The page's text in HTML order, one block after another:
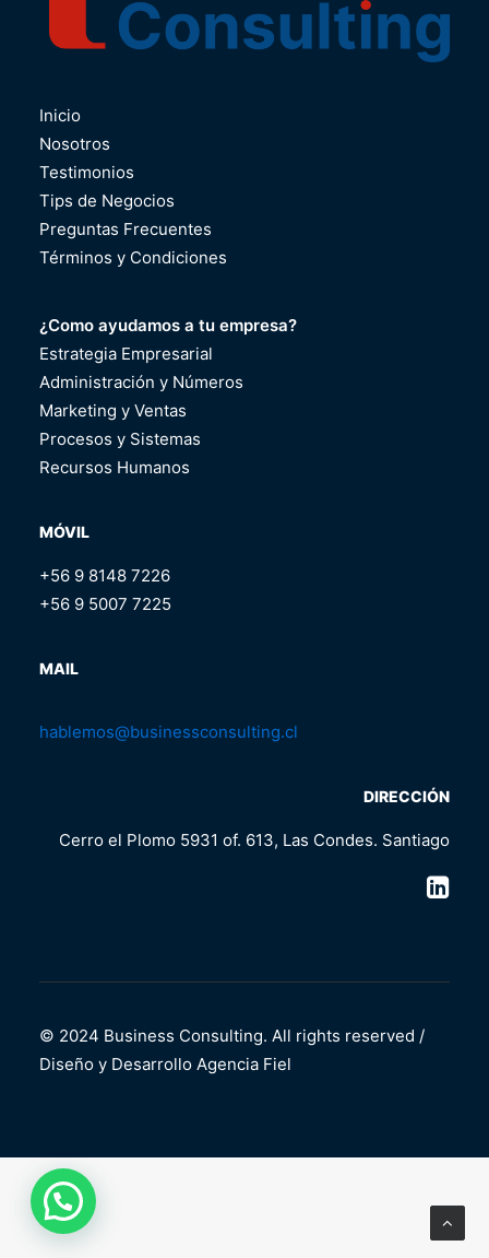
Inicio
Nosotros
Testimonios
Tips de Negocios
Preguntas Frecuentes
Términos y Condiciones
¿Como ayudamos a tu empresa?
Estrategia Empresarial
Administración y Números
Marketing y Ventas
Procesos y Sistemas
Recursos Humanos
MÓVIL
+56 9 8148 7226
+56 9 5007 7225
MAIL
hablemos@businessconsulting.cl
DIRECCIÓN
Cerro el Plomo 5931 of. 613, Las Condes. Santiago
© 2024 Business Consulting. All rights reserved /
Diseño y Desarrollo Agencia Fiel